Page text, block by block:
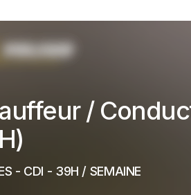
/
- CDI - 39H / SEMAINE